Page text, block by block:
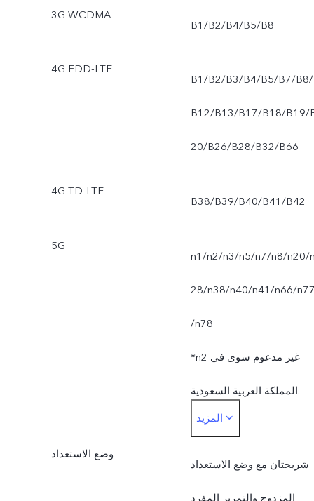
3G WCDMA
B1/B2/B4/B5/B8
4G FDD-LTE
B1/B2/B3/B4/B5/B7/B8/
B12/B13/B17/B18/B19/
20/B26/B28/B32/B66
4G TD-LTE
B38/B39/B40/B41/B42
5G
n1/n2/n3/n5/n7/n8/n20/
28/n38/n40/n41/n66/
/n78
*n2 غير مدعوم سوى في
المملكة العربية السعودية.
للتوافر على شبكة شركة
ودعم البنية التحتية لها
المزيد
وضع الاستعداد
شريحتان مع وضع الاستعداد
المزدوج والتمرير المفرد